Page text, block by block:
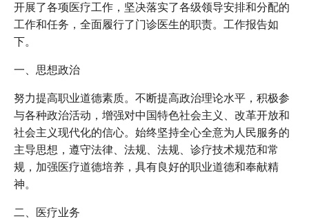
开展了各项医疗工作，坚决落实了各级领导安排和分配的
工作和任务，全面履行了门诊医生的职责。工作报告如
下。
一、思想政治
努力提高职业道德素质。不断提高政治理论水平，积极参
与各种政治活动，增强对中国特色社会主义、改革开放和
社会主义现代化的信心。始终坚持全心全意为人民服务的
主导思想，遵守法律、法规、法规、诊疗技术规范和常
规，加强医疗道德培养，具有良好的职业道德和奉献精
神。
二、医疗业务